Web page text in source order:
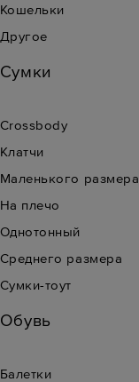
Кошельки
Другое
Сумки
Crossbody
Клатчи
Маленького размера
На плечо
Однотонный
Среднего размера
Сумки-тоут
Обувь
Балетки